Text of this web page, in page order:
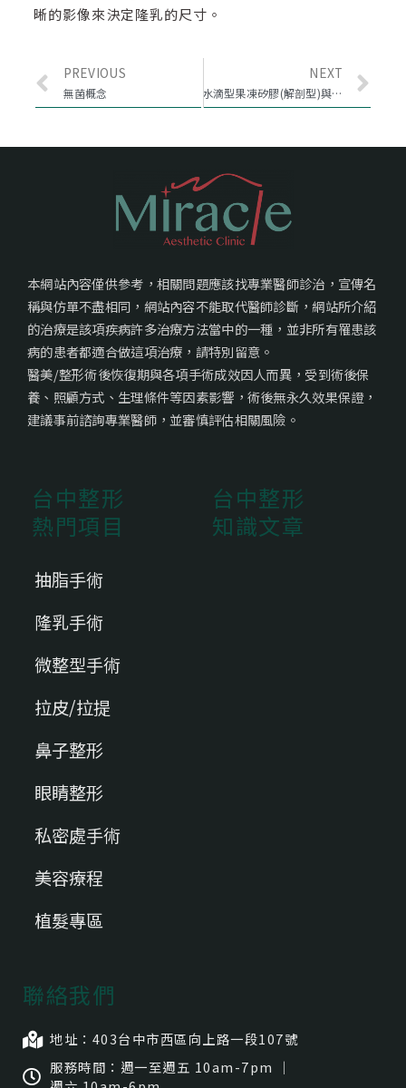
晰的影像來決定隆乳的尺寸。
PREVIOUS
無菌概念
NEXT
水滴型果凍矽膠(解剖型)與D因子介紹
本網站內容僅供參考，相關問題應該找專業醫師診治，宣傳名
稱與仿單不盡相同，網站內容不能取代醫師診斷，網站所介紹
的治療是該項疾病許多治療方法當中的一種，並非所有罹患該
病的患者都適合做這項治療，請特別留意。
醫美/整形術後恢復期與各項手術成效因人而異，受到術後保
養、照顧方式、生理條件等因素影響，術後無永久效果保證，
建議事前諮詢專業醫師，並審慎評估相關風險。
台中整形
熱門項目
抽脂手術
隆乳手術
微整型手術
拉皮/拉提
鼻子整形
眼睛整形
私密處手術
美容療程
植髮專區
台中整形
知識文章
聯絡我們
地址：403台中市⻄區向上路一段107號
服務時間：週一至週五 10am-7pm ｜